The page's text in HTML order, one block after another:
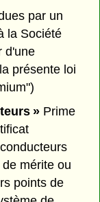
par un
la Société
d'une
présente loi
»Prime
mérite ou
points de